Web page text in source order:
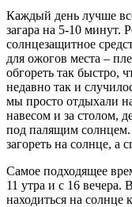
Каждый день лучше
загара на 5-10 минут.
солнцезащитное
для ожогов места –
обгореть так быстро,
недавно так и
мы просто отдыхали
навесом и за столом,
под палящим солнцем.
загореть на солнце, а
Самое подходящее
11 утра и с 16
находиться на солнце